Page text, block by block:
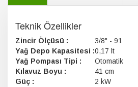
Teknik Özellikler
Zincir Ölçüsü :
3/8" - 91
Yağ Depo Kapasitesi :0,17 lt
Yağ Pompası Tipi :
Otomatik
Kılavuz Boyu :
41 cm
Güç :
2 kW